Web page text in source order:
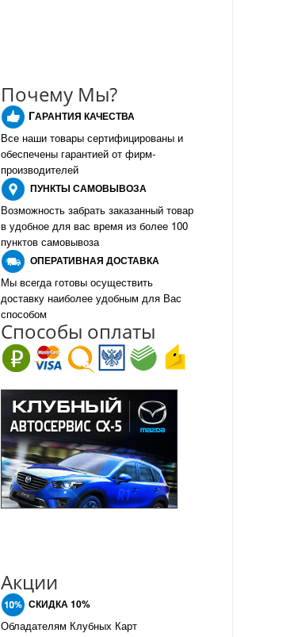
Почему Мы?
ГАРАНТИЯ КАЧЕСТВА
Все наши товары сертифицированы и
обеспечены гарантией от фирм-
производителей
ПУНКТЫ САМОВЫВОЗА
Возможность забрать заказанный товар
в удобное для вас время из более 100
пунктов самовывоза
ОПЕРАТИВНАЯ ДОСТАВКА
Мы всегда готовы осуществить
доставку наиболее удобным для Вас
способом
Способы оплаты
Акции
СКИДКА 10%
Обладателям Клубных Карт